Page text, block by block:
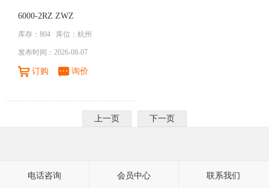
6000-2RZ ZWZ
库存：804 库位：杭州
发布时间：2026-08-07
订购 询价
上一页 下一页
电话咨询 会员中心 联系我们